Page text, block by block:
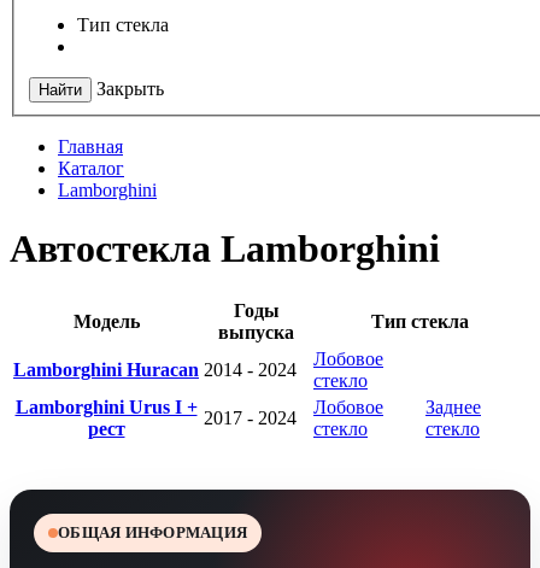
Тип стекла
Найти Закрыть
Главная
Каталог
Lamborghini
Автостекла Lamborghini
Модель
Годы
выпуска
Тип стекла
Lamborghini Huracan 2014 - 2024
Лобовое
стекло
Lamborghini Urus I +
рест
2017 - 2024
Лобовое
стекло
Заднее
стекло
ОБЩАЯ ИНФОРМАЦИЯ